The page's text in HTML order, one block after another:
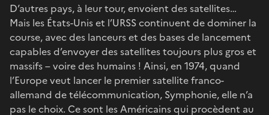
D’autres pays, à leur tour, envoient des satellites…
Mais les États-Unis et l’URSS continuent de dominer la
course, avec des lanceurs et des bases de lancement
capables d’envoyer des satellites toujours plus gros et
massifs – voire des humains ! Ainsi, en 1974, quand
l’Europe veut lancer le premier satellite franco-
allemand de télécommunication, Symphonie, elle n’a
pas le choix. Ce sont les Américains qui procèdent au